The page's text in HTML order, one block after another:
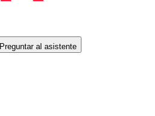
Preguntar al asistente